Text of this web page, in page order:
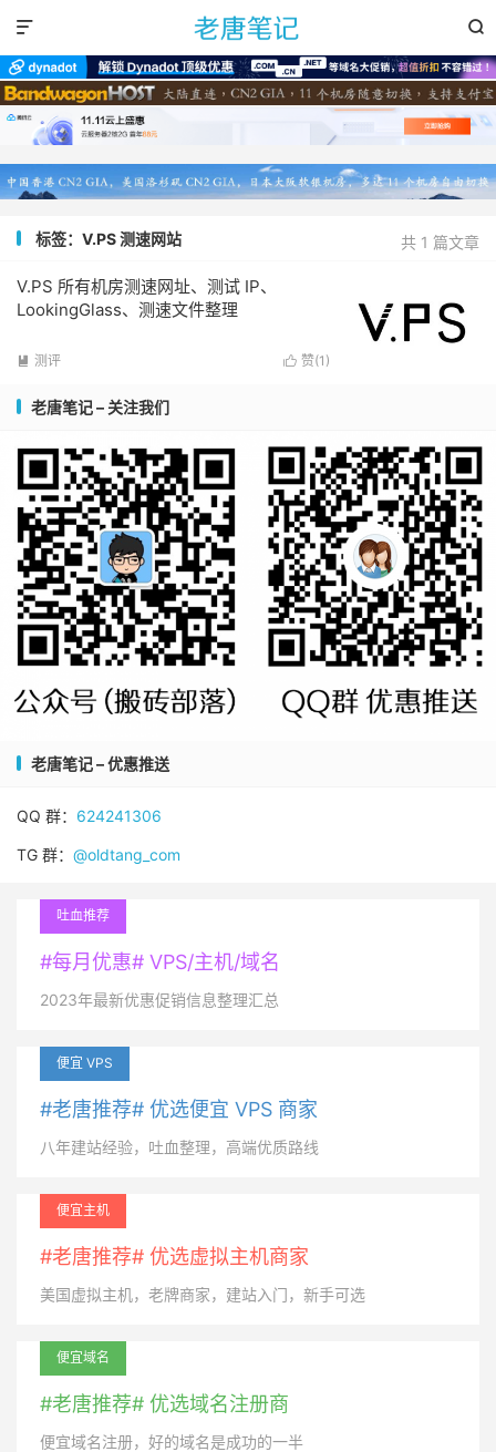


共 1 篇文章
标签：V.PS 测速网站
V.PS 所有机房测速网址、测试 IP、
LookingGlass、测速文件整理
 赞(1 )
 测评
老唐笔记 – 关注我们
老唐笔记 – 优惠推送
QQ 群： 624241306
TG 群： @oldtang_com
吐血推荐
#每月优惠# VPS/主机/域名
2023年最新优惠促销信息整理汇总
便宜 VPS
#老唐推荐# 优选便宜 VPS 商家
八年建站经验，吐血整理，高端优质路线
便宜主机
#老唐推荐# 优选虚拟主机商家
美国虚拟主机，老牌商家，建站入门，新手可选
便宜域名
#老唐推荐# 优选域名注册商
便宜域名注册，好的域名是成功的一半